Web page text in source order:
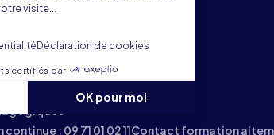
visite...
Déclaration de cookies
certifiés par
OK pour moi
continue : 09 71 01 02 11Contact formation